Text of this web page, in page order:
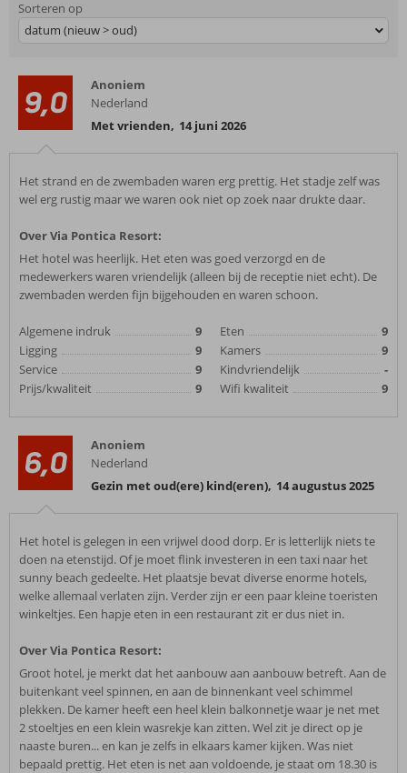
Sorteren op
datum (nieuw > oud)
9,0
Anoniem
Nederland
Met vrienden, 14 juni 2026
Het strand en de zwembaden waren erg prettig. Het stadje zelf was
wel erg rustig maar we waren ook niet op zoek naar drukte daar.
Over Via Pontica Resort:
Het hotel was heerlijk. Het eten was goed verzorgd en de
medewerkers waren vriendelijk (alleen bij de receptie niet echt). De
zwembaden werden fijn bijgehouden en waren schoon.
Algemene indruk
9
Ligging
9
Service
9
Prijs/kwaliteit
9
Eten
9
Kamers
9
Kindvriendelijk
-
Wifi kwaliteit
9
6,0
Anoniem
Nederland
Gezin met oud(ere) kind(eren), 14 augustus 2025
Het hotel is gelegen in een vrijwel dood dorp. Er is letterlijk niets te
doen na etenstijd. Of je moet flink investeren in een taxi naar het
sunny beach gedeelte. Het plaatsje bevat diverse enorme hotels,
welke allemaal verlaten zijn. Verder zijn er een paar kleine toeristen
winkeltjes. Een hapje eten in een restaurant zit er dus niet in.
Over Via Pontica Resort:
Groot hotel, je merkt dat het aanbouw aan aanbouw betreft. Aan de
buitenkant veel spinnen, en aan de binnenkant veel schimmel
plekken. De kamer heeft een heel klein balkonnetje waar je net met
2 stoeltjes en een klein wasrekje kan zitten. Wel zit je direct op je
naaste buren... en kan je zelfs in elkaars kamer kijken. Was niet
bepaald prettig. Het eten is net aan voldoende, je staat om 18.30 is